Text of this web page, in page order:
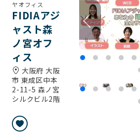
ヤオフィス
FIDIAアジ
ャスト森
ノ宮オフ
ィス
大阪府 大阪
市 東成区中本
2-11-5 森ノ宮
シルクビル2階